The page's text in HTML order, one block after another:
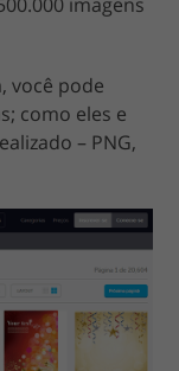
você pode
como eles e
– PNG,